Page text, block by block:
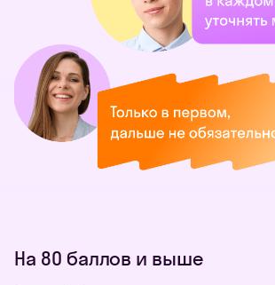
На 80 баллов и выше